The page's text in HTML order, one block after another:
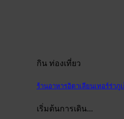
กิน ท่องเที่ยว
ร้านอาหารอิตาเลียนเทอร์ร่าภู
เริ่มต้นการเดิน...